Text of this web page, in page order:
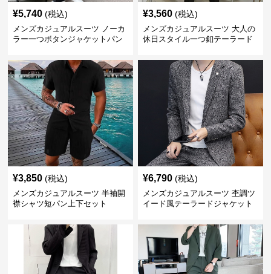
¥5,740 (税込)
メンズカジュアルスーツ ノーカ
ラー一つボタンジャケットパン
¥3,560 (税込)
メンズカジュアルスーツ 大人の
休日スタイル一つ釦テーラード
¥3,850 (税込)
メンズカジュアルスーツ 半袖開
襟シャツ短パン上下セット
¥6,790 (税込)
メンズカジュアルスーツ 杢調ツ
イード風テーラードジャケット